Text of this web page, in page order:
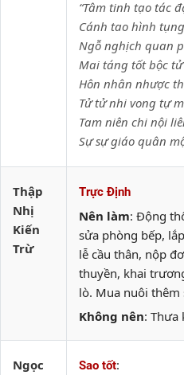
“Tâm tinh tạo tác
Cánh tao hình
Ngỗ nghịch quan
Mai táng tốt bộc
Hôn nhân nhược
Tử tử nhi vong tự
Tam niên chi nội
Sự sự giáo quân
Thập
Nhị
Kiến
Trừ
Trực Định
Nên làm: Động
sửa phòng bếp,
lễ cầu thân, nộp
thuyền, khai
lò. Mua nuôi thêm
Không nên: Thưa
Ngọc
Sao tốt: